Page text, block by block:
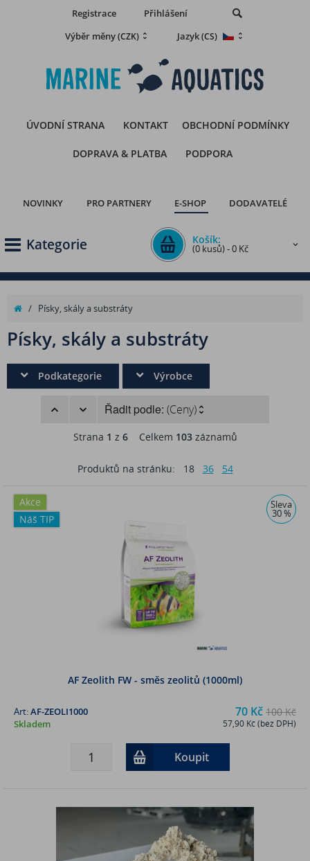
Registrace
Přihlášení
Výběr měny(CZK) Jazyk(CS)
ÚVODNÍ STRANA KONTAKT OBCHODNÍ PODMÍNKY
DOPRAVA & PLATBA PODPORA
NOVINKY PRO PARTNERY E-SHOP DODAVATELÉ
Kategorie Košík:
(0 kusů) - 0 Kč
/ Písky, skály a substráty
Písky, skály a substráty
Podkategorie Výrobce
Řadit podle: (Ceny)
Strana 1 z 6Celkem 103záznamů
Produktů na stránku: 18 36 54
Akce
Náš TIP
Sleva
30 %
AF Zeolith FW - směs zeolitů (1000ml)
70 Kč 100 Kč
57,90 Kč (bez DPH)
Art:AF-ZEOLI1000
Skladem
Koupit